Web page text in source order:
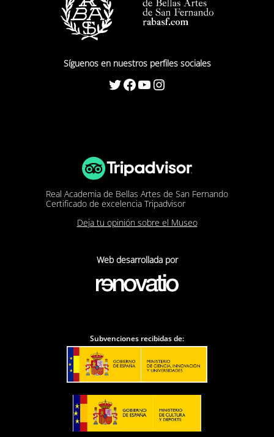
Síguenos en nuestros perfiles sociales
Twitter Facebook YouTube Instagram
Real Academia de Bellas Artes de San Fernando
Certificado de excelencia Tripadvisor
Deja tu opinión sobre el Museo
Web desarrollada por
Subvenciones recibidas de: